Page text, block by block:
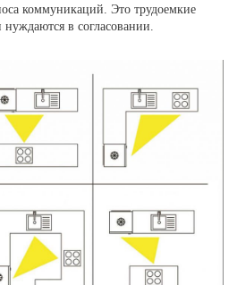
коммуникаций. Это трудоемкие
в согласовании.